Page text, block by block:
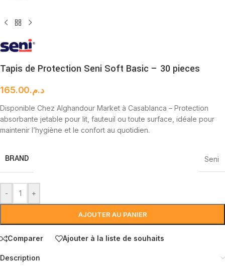
Tapis de Protection Seni Soft Basic – 30 pieces
د.م.165.00
Disponible Chez Alghandour Market à Casablanca – Protection
absorbante jetable pour lit, fauteuil ou toute surface, idéale pour
maintenir l’hygiène et le confort au quotidien.
BRAND Seni
- +
AJOUTER AU PANIER
Comparer Ajouter à la liste de souhaits
Description